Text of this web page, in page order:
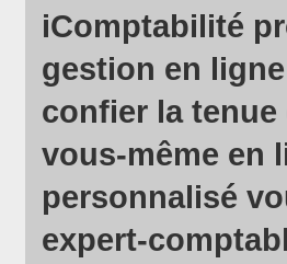
iComptabilité
gestion en
confier la
vous-même en
personnalisé
expert-